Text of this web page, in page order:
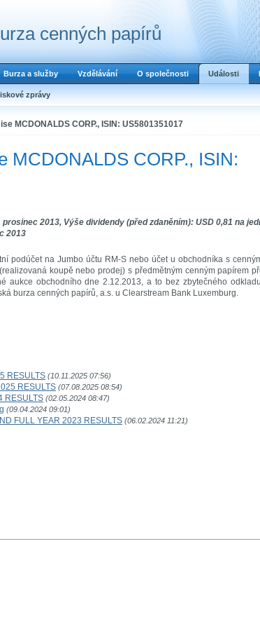
cenných papírů
Burza a služby Vzdělávání O společnosti Události
zprávy
MCDONALDS CORP., ISIN: US5801351017
MCDONALDS CORP., ISIN:
2013, Výše dividendy (před zdaněním): USD 0,81 na
2013
podúčet na Jumbo účtu RM-S nebo účet u obchodníka s
koupě nebo prodej) s předmětným cenným papírem
aukce obchodního dne 2.12.2013, a to bez zbytečného
burza cenných papírů, a.s. u Clearstream Bank Luxemburg.
RESULTS (10.11.2025 07:56)
RESULTS (07.08.2025 08:54)
RESULTS (02.05.2024 08:47)
(09.04.2024 09:01)
FULL YEAR 2023 RESULTS (06.02.2024 11:21)